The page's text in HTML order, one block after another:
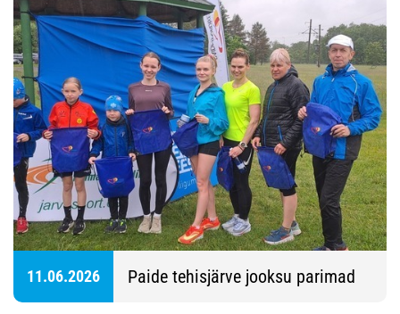
11.06.2026 Paide tehisjärve jooksu parimad